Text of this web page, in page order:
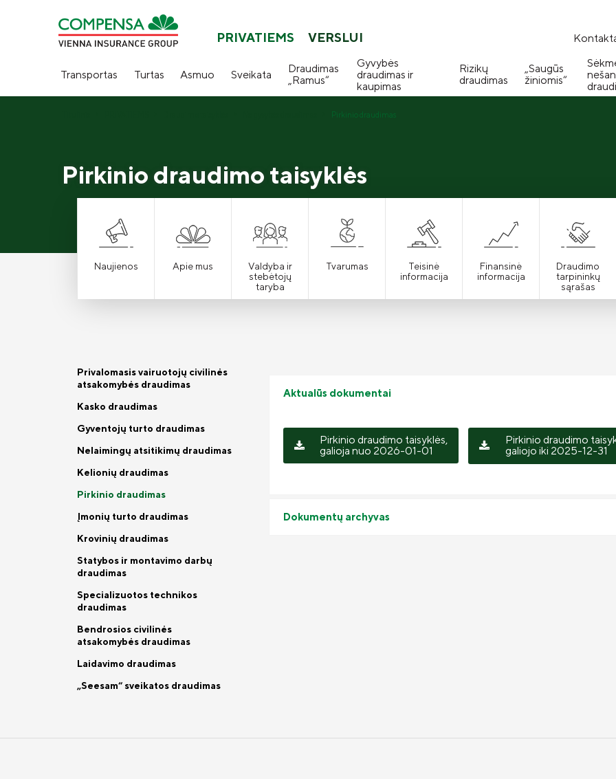
PRIVATIEMS VERSLUI
Transportas Turtas Asmuo Sveikata
Draudimas
„Ramus“
Gyvybės
draudimas ir
kaupimas
Rizikų
draudimas
„Saugūs
žiniomis“
Pirkinio draudimas
Pirkinio draudimo taisyklės
Naujienos Apie mus
Valdyba ir
stebėtojų
taryba
Tvarumas
Teisinė
informacija
Finansinė
informacija
Draudimo
tarpininkų
sąrašas
Privalomasis vairuotojų civilinės
atsakomybės draudimas
Kasko draudimas
Gyventojų turto draudimas
Nelaimingų atsitikimų draudimas
Kelionių draudimas
Pirkinio draudimas
Įmonių turto draudimas
Krovinių draudimas
Statybos ir montavimo darbų
draudimas
Specializuotos technikos
draudimas
Bendrosios civilinės
atsakomybės draudimas
Laidavimo draudimas
„Seesam“ sveikatos draudimas
Aktualūs dokumentai
Pirkinio draudimo taisyklės,
galioja nuo 2026-01-01
Pirkinio draudimo
galiojo iki 2025-12-31
Dokumentų archyvas